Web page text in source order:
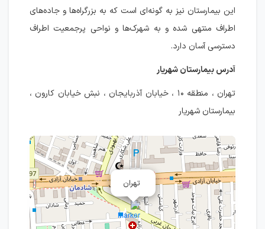
این بیمارستان نیز به گونه‌ای است که به بزرگراه‌ها و جاده‌های
اطراف منتهی شده و به شهرک‌ها و نواحی پرجمعیت اطراف
دسترسی آسان دارد.
آدرس بیمارستان شهریار
تهران ، منطقه ۱۰ ، خیابان آذربایجان ، نبش خیابان کارون ،
بیمارستان شهریار
تهران